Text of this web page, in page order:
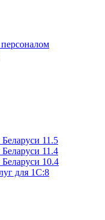
11.5
11.4
10.4
для 1С:8